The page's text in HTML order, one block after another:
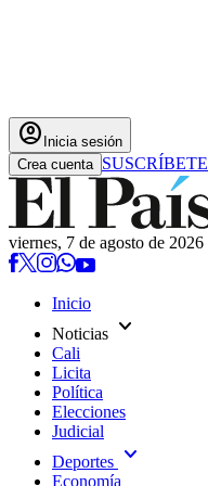
account_circle Inicia sesión
Crea cuenta SUSCRÍBETE
viernes, 7 de agosto de 2026
Inicio
Noticias expand_more
Cali
Licita
Política
Elecciones
Judicial
Deportes expand_more
Economía